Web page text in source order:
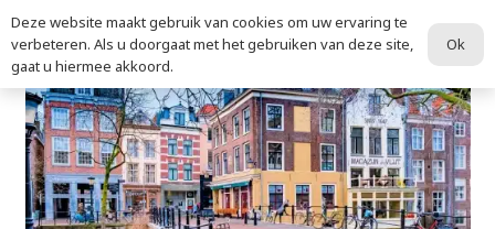
Deze website maakt gebruik van cookies om uw ervaring te
verbeteren. Als u doorgaat met het gebruiken van deze site,
gaat u hiermee akkoord.
Ok